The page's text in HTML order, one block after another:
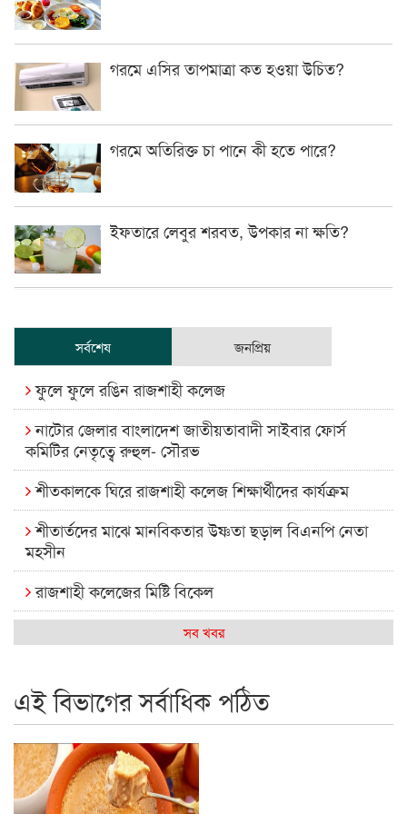
গরমে এসির তাপমাত্রা কত হওয়া উচিত?
গরমে অতিরিক্ত চা পানে কী হতে পারে?
ইফতারে লেবুর শরবত, উপকার না ক্ষতি?
সর্বশেষ জনপ্রিয়
ফুলে ফুলে রঙিন রাজশাহী কলেজ
নাটোর জেলার বাংলাদেশ জাতীয়তাবাদী সাইবার ফোর্স
কমিটির নেতৃত্বে রুহুল- সৌরভ
শীতকালকে ঘিরে রাজশাহী কলেজ শিক্ষার্থীদের কার্যক্রম
শীতার্তদের মাঝে মানবিকতার উষ্ণতা ছড়াল বিএনপি নেতা
মহসীন
রাজশাহী কলেজের মিষ্টি বিকেল
কেমন আছে আমাদের দেশের মধ্যবিত্তরা
রাজশাইন একাডেমির ফল প্রকাশ ও পুরস্কার বিতরণ
রাজশাহী কলেজের শিক্ষার্থী শাখাওয়াত পেলেন স্টার এক্সিলেন্স
অ্যাওয়ার্ড
সব খবর
এই বিভাগের সর্বাধিক পঠিত